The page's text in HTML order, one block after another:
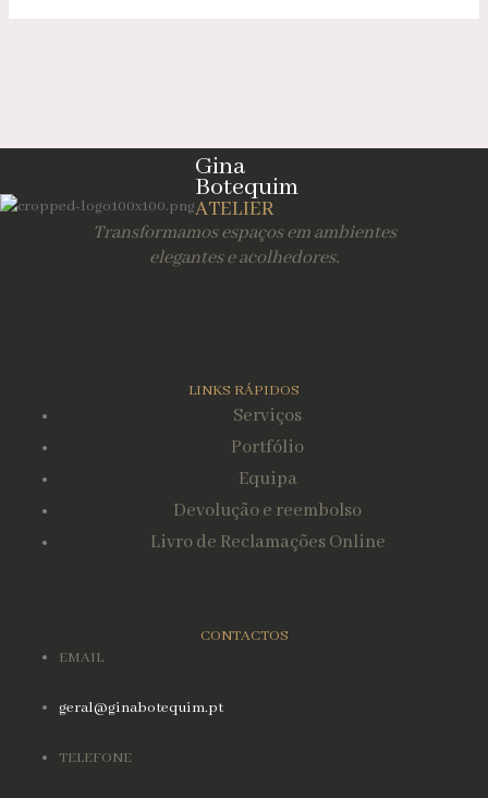
Gina
Botequim
ATELIER
Transformamos espaços em ambientes
elegantes e acolhedores.
LINKS RÁPIDOS
Serviços
Portfólio
Equipa
Devolução e reembolso
Livro de Reclamações Online
CONTACTOS
EMAIL
geral@ginabotequim.pt
TELEFONE